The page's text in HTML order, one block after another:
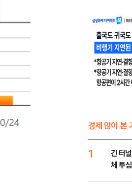
경제 많이 본
1
긴 터
체 투